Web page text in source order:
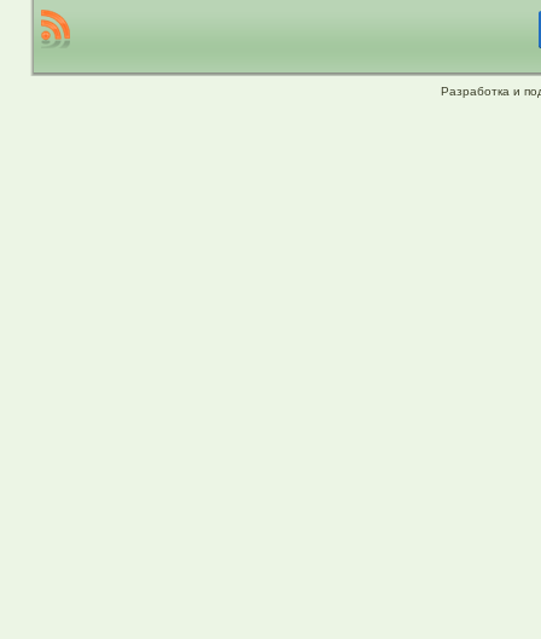
Разработка и